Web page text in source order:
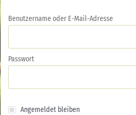
Benutzername oder E-Mail-Adresse
Passwort
Angemeldet bleiben